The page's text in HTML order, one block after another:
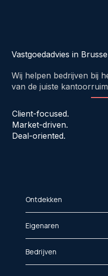
Vastgoedadvies in
Wij helpen bedrijven bij
van de juiste
Client-focused.
Market-driven.
Deal-oriented.
Ontdekken
Eigenaren
Bedrijven